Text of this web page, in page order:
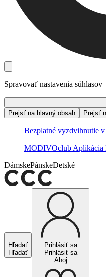
Spravovať nastavenia súhlasov
Prejsť na hlavný obsah
Prejsť
Bezplatné vyzdvihnutie
MODIVOclub Aplikácia
DámskePánskeDetské
Hľadať
Hľadať
Prihlásiť sa
Prihlásiť sa
Ahoj